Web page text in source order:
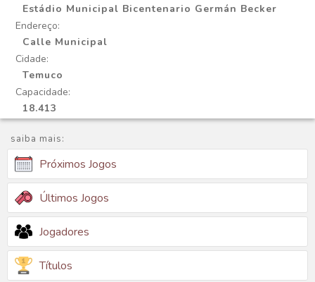
Estádio Municipal Bicentenario Germán Becker
Endereço:
Calle Municipal
Cidade:
Temuco
Capacidade:
18.413
saiba mais:
Próximos Jogos
Últimos Jogos
Jogadores
Títulos